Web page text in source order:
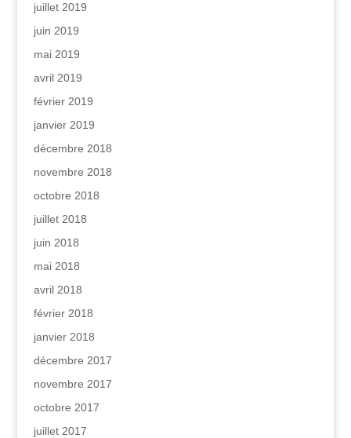
juillet 2019
juin 2019
mai 2019
avril 2019
février 2019
janvier 2019
décembre 2018
novembre 2018
octobre 2018
juillet 2018
juin 2018
mai 2018
avril 2018
février 2018
janvier 2018
décembre 2017
novembre 2017
octobre 2017
juillet 2017